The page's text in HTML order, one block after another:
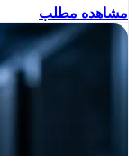
مشاهده مطلب